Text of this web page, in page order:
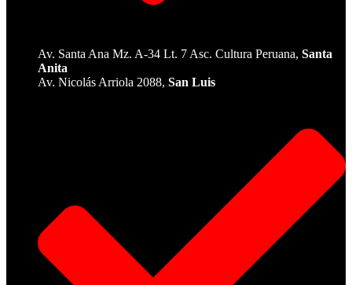
Av. Santa Ana Mz. A-34 Lt. 7 Asc. Cultura Peruana, Santa
Anita
Av. Nicolás Arriola 2088, San Luis